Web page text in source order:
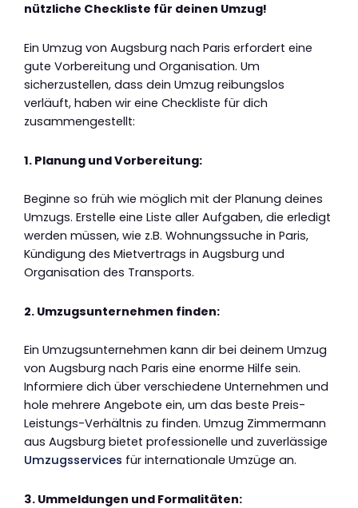
nützliche Checkliste für deinen Umzug!
Ein Umzug von Augsburg nach Paris erfordert eine
gute Vorbereitung und Organisation. Um
sicherzustellen, dass dein Umzug reibungslos
verläuft, haben wir eine Checkliste für dich
zusammengestellt:
1. Planung und Vorbereitung:
Beginne so früh wie möglich mit der Planung deines
Umzugs. Erstelle eine Liste aller Aufgaben, die erledigt
werden müssen, wie z.B. Wohnungssuche in Paris,
Kündigung des Mietvertrags in Augsburg und
Organisation des Transports.
2. Umzugsunternehmen finden:
Ein Umzugsunternehmen kann dir bei deinem Umzug
von Augsburg nach Paris eine enorme Hilfe sein.
Informiere dich über verschiedene Unternehmen und
hole mehrere Angebote ein, um das beste Preis-
Leistungs-Verhältnis zu finden. Umzug Zimmermann
aus Augsburg bietet professionelle und zuverlässige
Umzugsservices für internationale Umzüge an.
3. Ummeldungen und Formalitäten: